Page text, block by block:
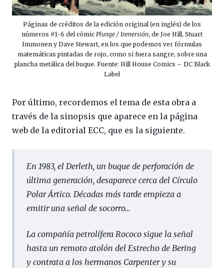
Páginas de créditos de la edición original (en inglés) de los
números #1-6 del cómic Plunge / Inmersión, de Joe Hill, Stuart
Immonen y Dave Stewart, en los que podemos ver fórmulas
matemáticas pintadas de rojo, como si fuera sangre, sobre una
plancha metálica del buque. Fuente: Hill House Comics – DC Black
Label
Por último, recordemos el tema de esta obra a
través de la sinopsis que aparece en la página
web de la editorial ECC, que es la siguiente.
En 1983, el Derleth, un buque de perforación de
última generación, desaparece cerca del Círculo
Polar Ártico. Décadas más tarde empieza a
emitir una señal de socorro…
La compañía petrolífera Rococo sigue la señal
hasta un remoto atolón del Estrecho de Bering
y contrata a los hermanos Carpenter y su